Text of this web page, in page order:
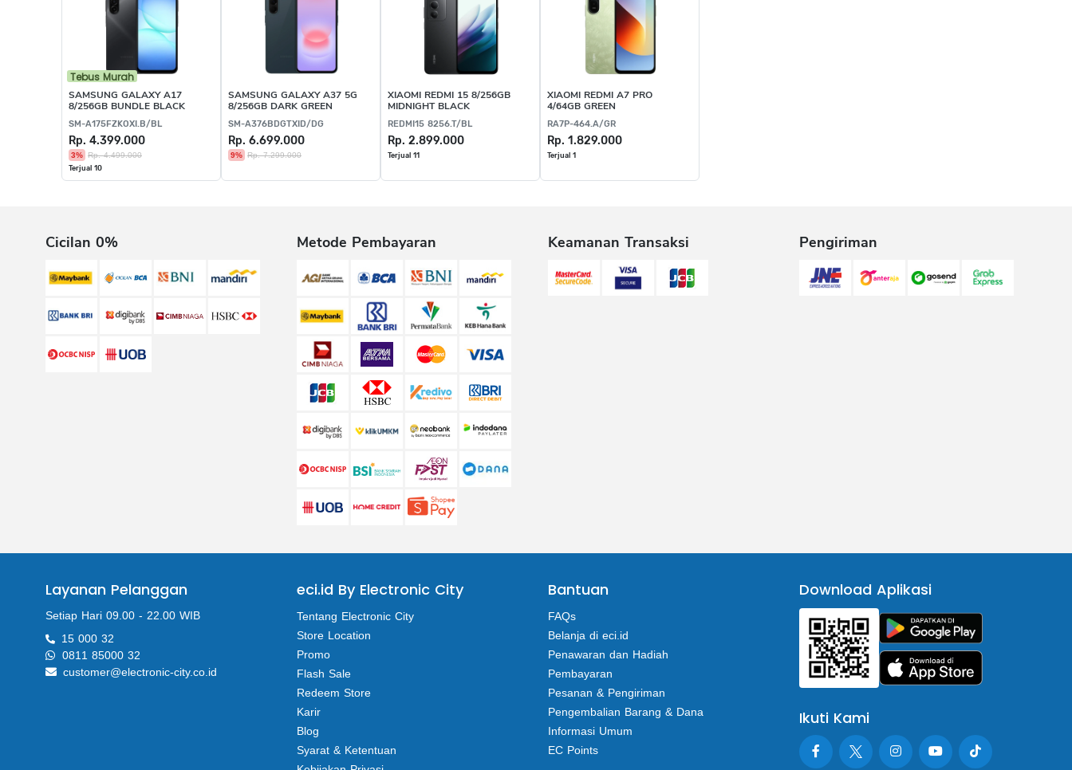
Tebus Murah
SAMSUNG GALAXY A17
8/256GB BUNDLE BLACK
SM-A175FZKOXI.B/BL
Rp. 4.399.000
3% Rp. 4.499.000
Terjual 10
SAMSUNG GALAXY A37 5G
8/256GB DARK GREEN
SM-A376BDGTXID/DG
Rp. 6.699.000
9% Rp. 7.299.000
XIAOMI REDMI 15 8/256GB
MIDNIGHT BLACK
REDMI15 8256.T/BL
Rp. 2.899.000
Terjual 11
XIAOMI REDMI A7 PRO
4/64GB GREEN
RA7P-464.A/GR
Rp. 1.829.000
Terjual 1
Cicilan 0% Metode Pembayaran Keamanan Transaksi Pengiriman
Layanan Pelanggan
Setiap Hari 09.00 - 22.00 WIB
15 000 32
0811 85000 32
customer@electronic-city.co.id
eci.id By Electronic City
Tentang Electronic City
Store Location
Promo
Flash Sale
Redeem Store
Karir
Blog
Syarat & Ketentuan
Bantuan
FAQs
Belanja di eci.id
Penawaran dan Hadiah
Pembayaran
Pesanan & Pengiriman
Pengembalian Barang & Dana
Informasi Umum
EC Points
Download Aplikasi
Ikuti Kami